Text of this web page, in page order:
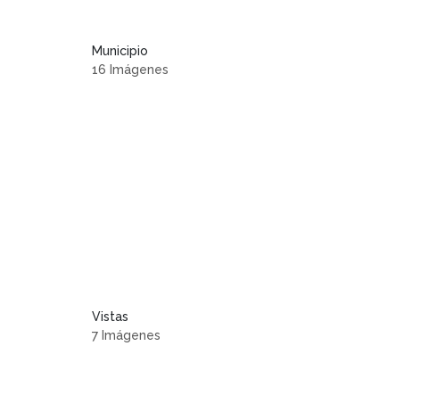
Municipio
16 Imágenes
Vistas
7 Imágenes